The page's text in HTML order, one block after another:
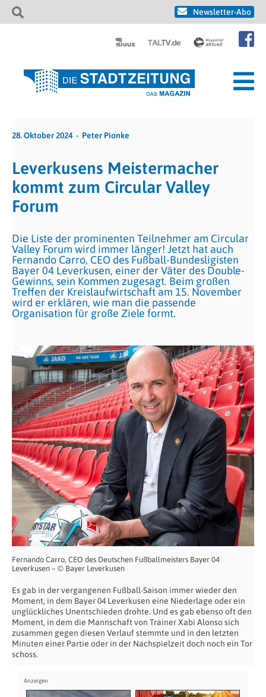
Newsletter-Abo
28. Oktober 2024 Peter Pionke
Leverkusens Meistermacher
kommt zum Circular Valley
Forum
Die Liste der prominenten Teilnehmer am Circular
Valley Forum wird immer länger! Jetzt hat auch
Fernando Carro, CEO des Fußball-Bundesligisten
Bayer 04 Leverkusen, einer der Väter des Double-
Gewinns, sein Kommen zugesagt. Beim großen
Treffen der Kreislaufwirtschaft am 15. November
wird er erklären, wie man die passende
Organisation für große Ziele formt.
Fernando Carro, CEO des Deutschen Fußballmeisters Bayer 04
Leverkusen – © Bayer Leverkusen
Es gab in der vergangenen Fußball-Saison immer wieder den
Moment, in dem Bayer 04 Leverkusen eine Niederlage oder ein
unglückliches Unentschieden drohte. Und es gab ebenso oft den
Moment, in dem die Mannschaft von Trainer Xabi Alonso sich
zusammen gegen diesen Verlauf stemmte und in den letzten
Minuten einer Partie oder in der Nachspielzeit doch noch ein Tor
schoss.